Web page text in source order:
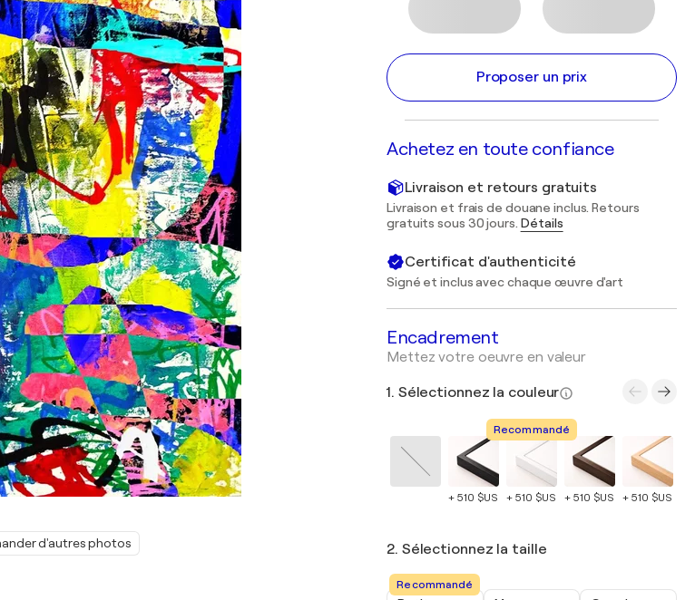
d'autres photos
Proposer un prix
Achetez en toute confiance
Livraison et retours gratuits
Livraison et frais de douane inclus. Retours
gratuits sous 30 jours. Détails
Certificat d'authenticité
Signé et inclus avec chaque œuvre d'art
Encadrement
Mettez votre oeuvre en valeur
1. Sélectionnez la couleur
+ 510 $US
Recommandé
+ 510 $US + 510 $US + 510 $US
2. Sélectionnez la taille
Recommandé